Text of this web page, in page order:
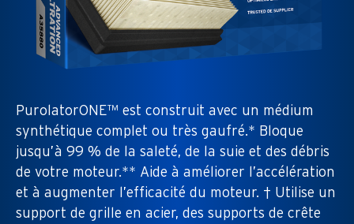
PurolatorONE™ est construit avec un médium
synthétique complet ou très gaufré.* Bloque
jusqu’à 99 % de la saleté, de la suie et des débris
de votre moteur.** Aide à améliorer l’accélération
et à augmenter l’efficacité du moteur. † Utilise un
support de grille en acier, des supports de crête